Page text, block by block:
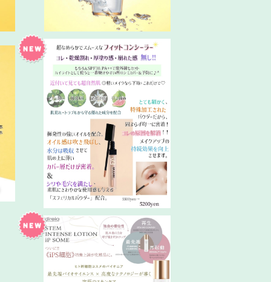
超スムース感覚✴V3コンシーラー
¥5,200